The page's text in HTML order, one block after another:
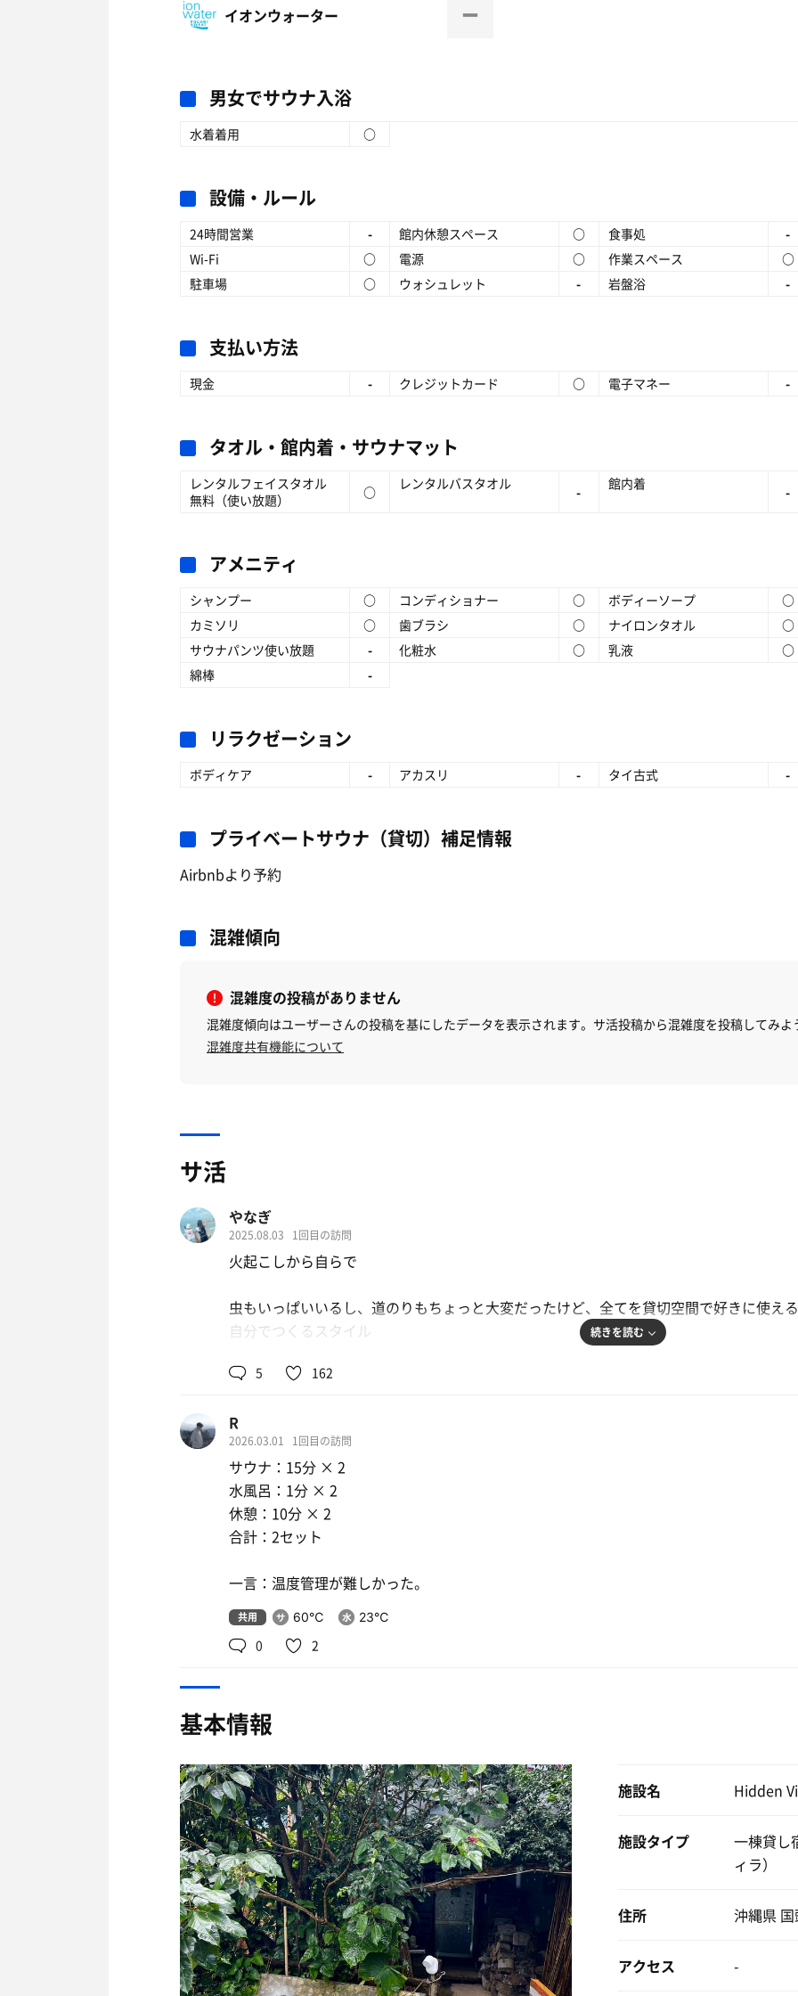
イオンウォーター
男女でサウナ入浴
水着着用 ○
設備・ルール
24時間営業 - 館内休憩スペース ○ 食事処
-
Wi-Fi
○ 電源 ○ 作業スペース
○
駐車場
○ ウォシュレット - 岩盤浴 -
支払い方法
現金 - クレジットカード ○ 電子マネー -
タオル・館内着・サウナマット
レンタルフェイスタオル
無料（使い放題）
○ レンタルバスタオル - 館内着 -
アメニティ
シャンプー ○ コンディショナー ○ ボディーソープ
○
カミソリ
○ 歯ブラシ ○ ナイロンタオル
○
サウナパンツ使い放題
- 化粧水 ○ 乳液
○
綿棒
-
リラクゼーション
ボディケア - アカスリ - タイ古式 -
プライベートサウナ（貸切）補足情報
Airbnbより予約
混雑傾向
混雑度の投稿がありません
混雑度傾向はユーザーさんの投稿を基にしたデータを表示されます。サ活投稿から混雑度を投稿してみよ
混雑度共有機能について
サ活
やなぎ
2025.08.03 1回目の訪問
火起こしから自らで
虫もいっぱいいるし、道のりもちょっと大変だったけど、全てを貸切空間で好きに使える
自分でつくるスタイル
大好きな家族たちと好きなように入って楽しむ
自然をいっぱい感じられて、幸せな時間でした
続きを読む
5 162
R
2026.03.01 1回目の訪問
サウナ：15分 × 2
水風呂：1分 × 2
休憩：10分 × 2
合計：2セット
一言：温度管理が難しかった。
共用 60℃ 23℃
0 2
基本情報
施設名 Hidden
施設タイプ
一棟貸し
ィラ）
住所 沖縄県
アクセス -